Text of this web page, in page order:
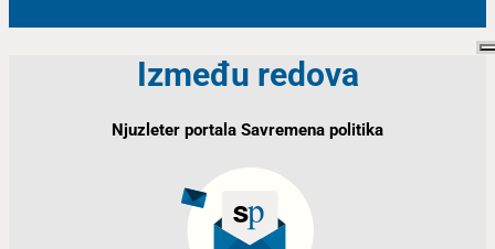
Između redova
Njuzleter portala Savremena politika